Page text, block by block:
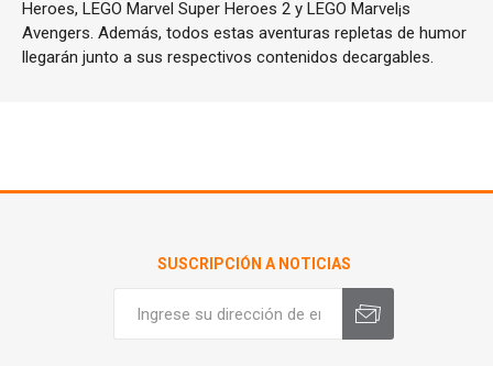
Heroes, LEGO Marvel Super Heroes 2 y LEGO Marvel¡s
Avengers. Además, todos estas aventuras repletas de humor
llegarán junto a sus respectivos contenidos decargables.
SUSCRIPCIÓN A NOTICIAS